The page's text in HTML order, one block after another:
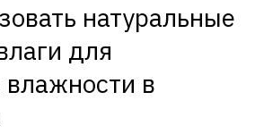
натуральные
для
в